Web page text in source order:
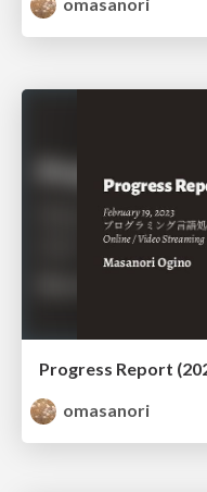
omasanori
Progress Report
omasanori